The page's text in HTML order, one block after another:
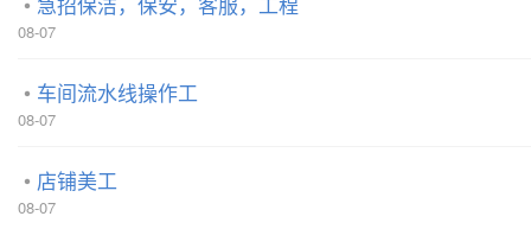
08-07
车间流水线操作工
08-07
店铺美工
08-07